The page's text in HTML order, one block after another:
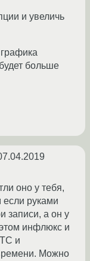
и увеличь
больше
оно у тебя,
руками
записи, а он у
инфлюкс и
и
Можно